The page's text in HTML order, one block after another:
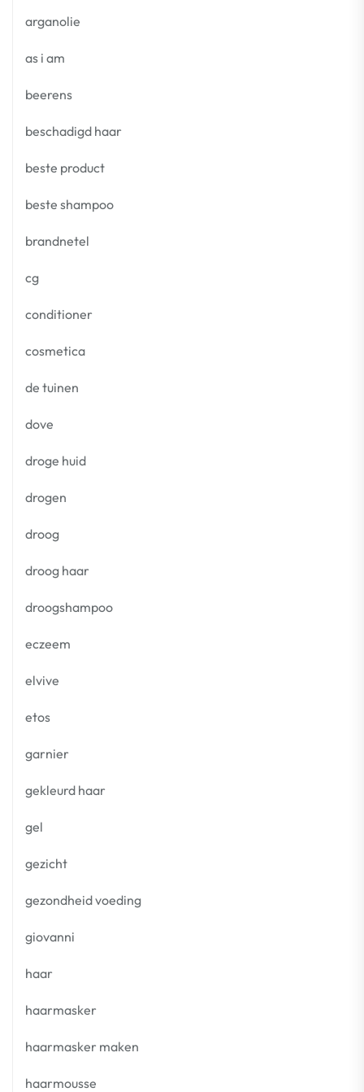
arganolie
as i am
beerens
beschadigd haar
beste product
beste shampoo
brandnetel
cg
conditioner
cosmetica
de tuinen
dove
droge huid
drogen
droog
droog haar
droogshampoo
eczeem
elvive
etos
garnier
gekleurd haar
gel
gezicht
gezondheid voeding
giovanni
haar
haarmasker
haarmasker maken
haarmousse